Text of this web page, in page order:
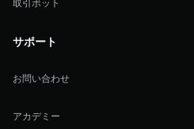
取引ボット
サポート
お問い合わせ
アカデミー